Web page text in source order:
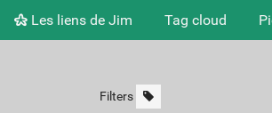
Les liens de Jim Tag cloud
Filters